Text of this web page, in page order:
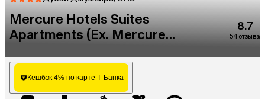
Mercure Hotels Suites
Apartments (Ex. Mercure
8.7
54 отзыва
Кешбэк 4% по карте Т-Банка